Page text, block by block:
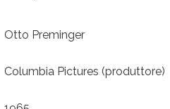
Otto Preminger
Columbia Pictures (produttore)